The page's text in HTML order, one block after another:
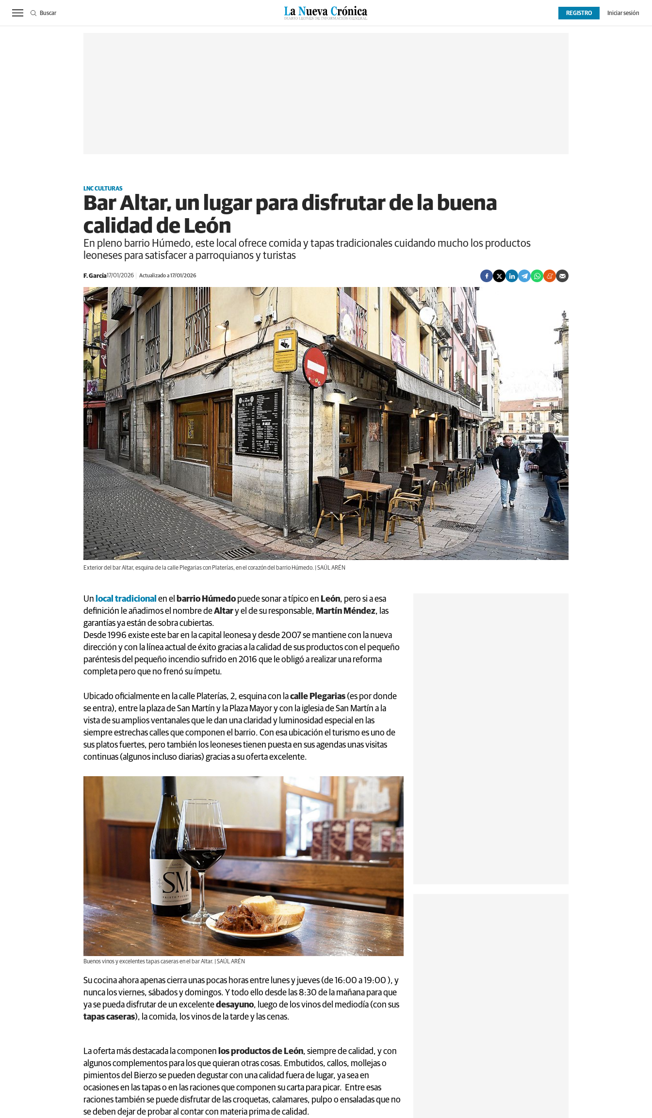
ACTUALIDAD BIERZO SUCESOS CULTURAS ESPECIALES DEPORTES OPINIÓN EXTRAS
REGISTRO Iniciar sesión
Buscar
LNC CULTURAS
Bar Altar, un lugar para disfrutar de la buena
calidad de León
En pleno barrio Húmedo, este local ofrece comida y tapas tradicionales cuidando mucho los productos
leoneses para satisfacer a parroquianos y turistas
F. García17/01/2026 Actualizado a 17/01/2026
Exterior del bar Altar, esquina de la calle Plegarias con Platerías, en el corazón del barrio Húmedo. | SAÚL ARÉN
Un local tradicional en el barrio Húmedo puede sonar a típico en León, pero si a esa
definición le añadimos el nombre deAltary el de su responsable, Martín Méndez, las
garantías ya están de sobra cubiertas.
Desde 1996 existe este bar en la capital leonesa y desde 2007 se mantiene con la nueva
dirección y con la línea actual de éxito gracias a la calidad de sus productos con el pequeño
paréntesis del pequeño incendio sufrido en 2016 que le obligó a realizar una reforma
completa pero que no frenó su ímpetu.
Ubicado oficialmente en la calle Platerías, 2, esquina con lacalle Plegarias (es por donde
se entra), entre la plaza de San Martín y la Plaza Mayor y con la iglesia de San Martín a la
vista de su amplios ventanales que le dan una claridad y luminosidad especial en las
siempre estrechas calles que componen el barrio. Con esa ubicación el turismo es uno de
sus platos fuertes, pero también los leoneses tienen puesta en sus agendas unas visitas
continuas (algunos incluso diarias) gracias a su oferta excelente.
Buenos vinos y excelentes tapas caseras en el bar Altar. | SAÚL ARÉN
Su cocina ahora apenas cierra unas pocas horas entre lunes y jueves (de 16:00 a 19:00 ), y
nunca los viernes, sábados y domingos. Y todo ello desde las 8:30 de la mañana para que
ya se pueda disfrutar de un excelentedesayuno, luego de los vinos del mediodía (con sus
tapas caseras), la comida, los vinos de la tarde y las cenas.
La oferta más destacada la componen los productos de León, siempre de calidad, y con
algunos complementos para los que quieran otras cosas. Embutidos, callos, mollejas o
pimientos del Bierzo se pueden degustar con una calidad fuera de lugar, ya sea en
ocasiones en las tapas o en las raciones que componen su carta para picar. Entre esas
raciones también se puede disfrutar de las croquetas, calamares, pulpo o ensaladas que no
se deben dejar de probar al contar con materia prima de calidad.